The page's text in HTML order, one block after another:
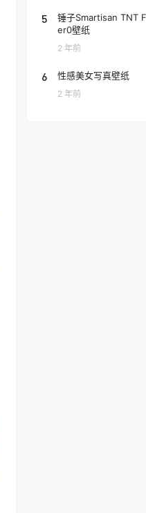
5
锤子Smartisan TNT
er0壁纸
2 年前
6 性感美女写真壁纸
2 年前